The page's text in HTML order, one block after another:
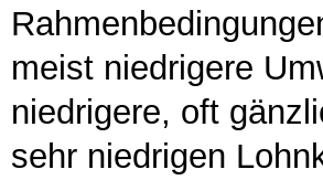
meist niedrigere
niedrigere, oft
sehr niedrigen